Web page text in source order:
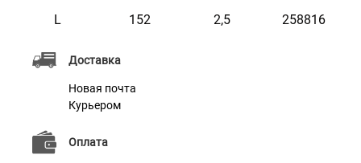
Доставка
Новая почта
Курьером
Оплата
Материал Нейлон
L 152 2,5 258816